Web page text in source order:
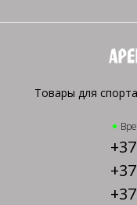
Товары для